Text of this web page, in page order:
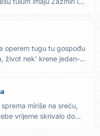
operem tugu tu gospođu
život nek' krene jedan-
miriše na sreću,
vrijeme skrivalo do